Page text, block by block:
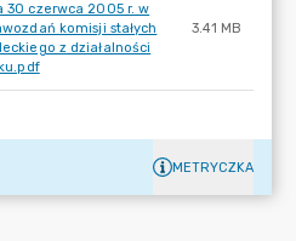
30 czerwca 2005 r. w
komisji stałych
z działalności
3.41 MB
METRYCZKA